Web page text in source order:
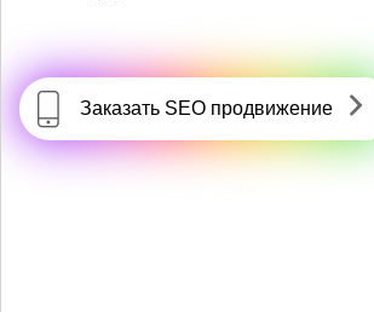
Заказать SEO продвижение